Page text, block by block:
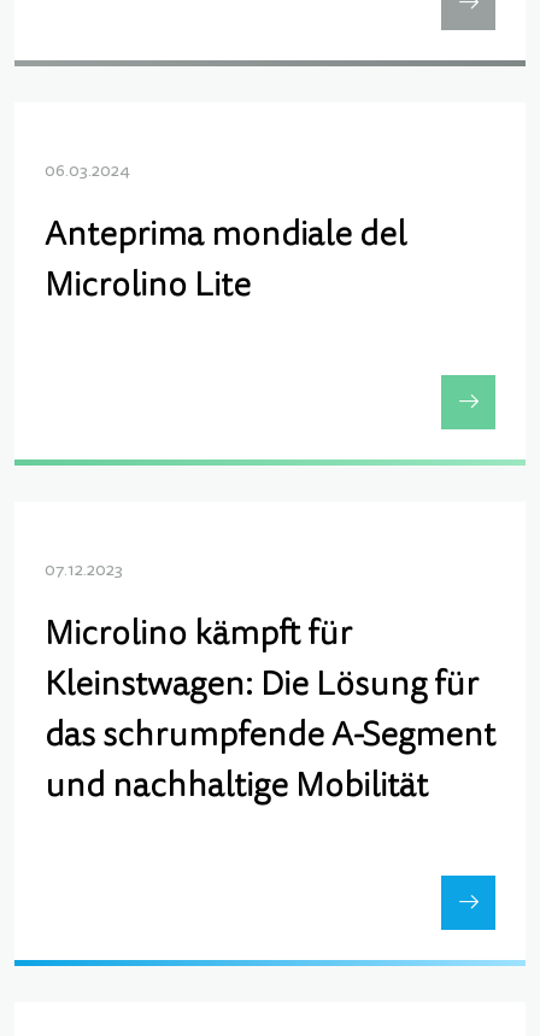
06.03.2024
Anteprima mondiale del
Microlino Lite
07.12.2023
Microlino kämpft für
Kleinstwagen: Die Lösung für
das schrumpfende A-Segment
und nachhaltige Mobilität